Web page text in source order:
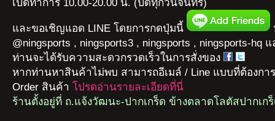
เปิดทำการ 10.00-20.00 น. (ปิดทุกวันจันทร์)
และขอเชิญแอด LINE โดยการกดปุ่มนี้
@ningsports , ningsports3 , ningsports , ningsports-hq
ท่านจะได้รับความสะดวกรวดเร็วในการสั่งของ
หากท่านหาสินค้าไม่พบ สามารถอีเมล์ / Line แบบที่ต้องกา
Order สินค้า โปรดอ่านรายละเอียดที่นี่
ร้านตั้งอยู่ที่ ถ.แจ้งวัฒนะ-ปากเกร็ด ข้างตลาดโลตัสปากเก